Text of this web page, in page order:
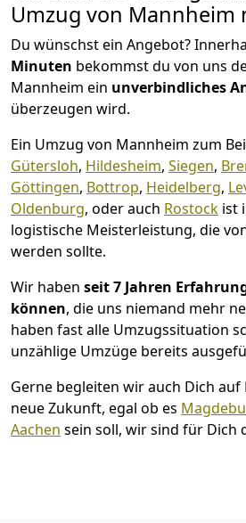
Umzug von Mannheim
Du wünschst ein Angebot?
Minuten bekommst du von uns
Mannheim ein unverbindliches
überzeugen wird.
Ein Umzug von Mannheim zum
Gütersloh, Hildesheim, Siegen,
Göttingen, Bottrop, Heidelberg,
Oldenburg, oder auch Rostock ist
logistische Meisterleistung, die
werden sollte.
Wir haben seit7 Jahren
können, die uns niemand mehr
haben fast alle Umzugssituation
unzählige Umzüge bereits
Gerne begleiten wir auch Dich auf
neue Zukunft, egal ob es
Aachen sein soll, wir sind für Dich